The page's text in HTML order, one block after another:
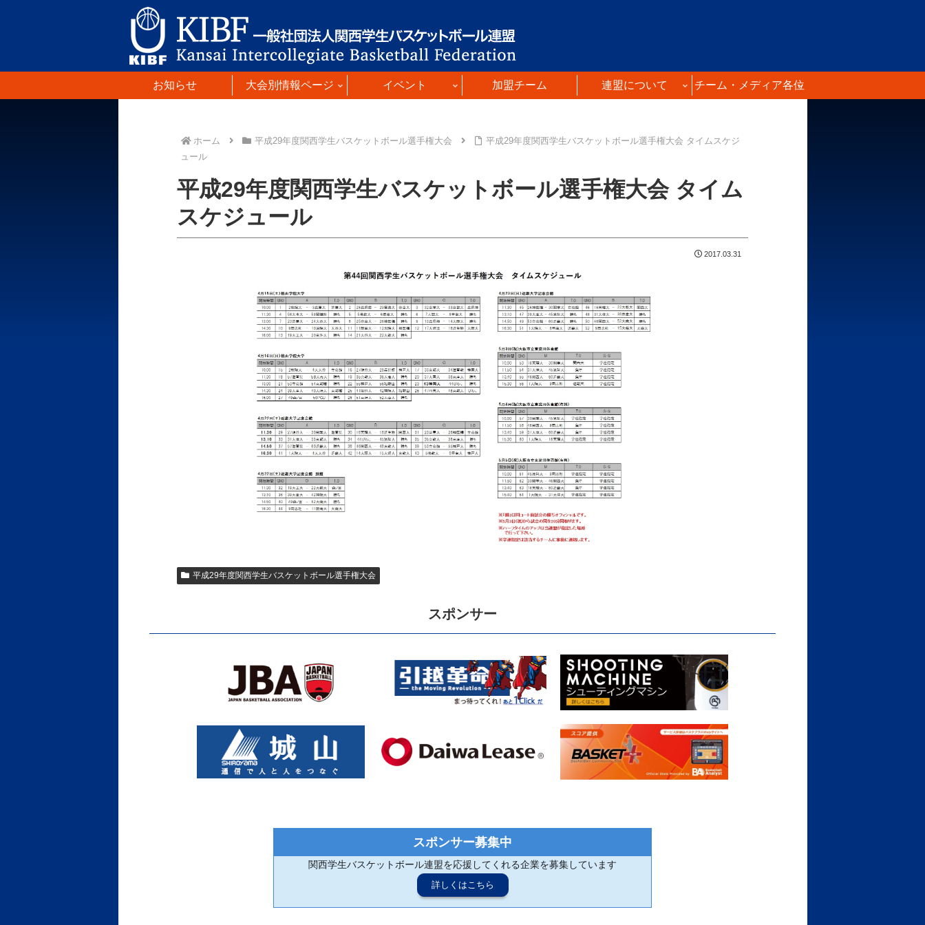
お知らせ 大会別情報ページ イベント 加盟チーム 連盟について チーム・メディア各位
ホーム 平成29年度関西学生バスケットボール選手権大会
平成29年度関西学生バスケットボール選手権大会 タイムスケジ
ュール
平成29年度関西学生バスケットボール選手権大会 タイム
スケジュール
2017.03.31
平成29年度関西学生バスケットボール選手権大会
スポンサー
スポンサー募集中
関西学生バスケットボール連盟を応援してくれる企業を募集しています
詳しくはこちら